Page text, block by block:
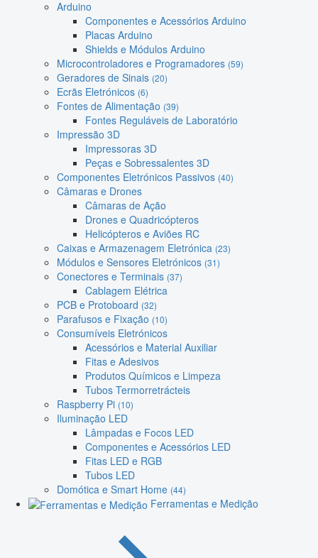
Arduino
Componentes e Acessórios Arduino
Placas Arduino
Shields e Módulos Arduino
Microcontroladores e Programadores (59)
Geradores de Sinais (20)
Ecrãs Eletrónicos (6)
Fontes de Alimentação (39)
Fontes Reguláveis de Laboratório
Impressão 3D
Impressoras 3D
Peças e Sobressalentes 3D
Componentes Eletrónicos Passivos (40)
Câmaras e Drones
Câmaras de Ação
Drones e Quadricópteros
Helicópteros e Aviões RC
Caixas e Armazenagem Eletrónica (23)
Módulos e Sensores Eletrónicos (31)
Conectores e Terminais (37)
Cablagem Elétrica
PCB e Protoboard (32)
Parafusos e Fixação (10)
Consumíveis Eletrónicos
Acessórios e Material Auxiliar
Fitas e Adesivos
Produtos Químicos e Limpeza
Tubos Termorretrácteis
Raspberry Pi (10)
Iluminação LED
Lâmpadas e Focos LED
Componentes e Acessórios LED
Fitas LED e RGB
Tubos LED
Domótica e Smart Home (44)
Ferramentas e Medição